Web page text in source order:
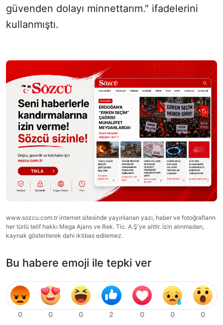
güvenden dolayı minnettarım." ifadelerini
kullanmıştı.
www.sozcu.com.tr internet sitesinde yayınlanan yazı, haber ve fotoğrafların
her türlü telif hakkı Mega Ajans ve Rek. Tic. A.Ş'ye aittir. İzin alınmadan,
kaynak gösterilerek dahi iktibas edilemez.
Bu habere emoji ile tepki ver